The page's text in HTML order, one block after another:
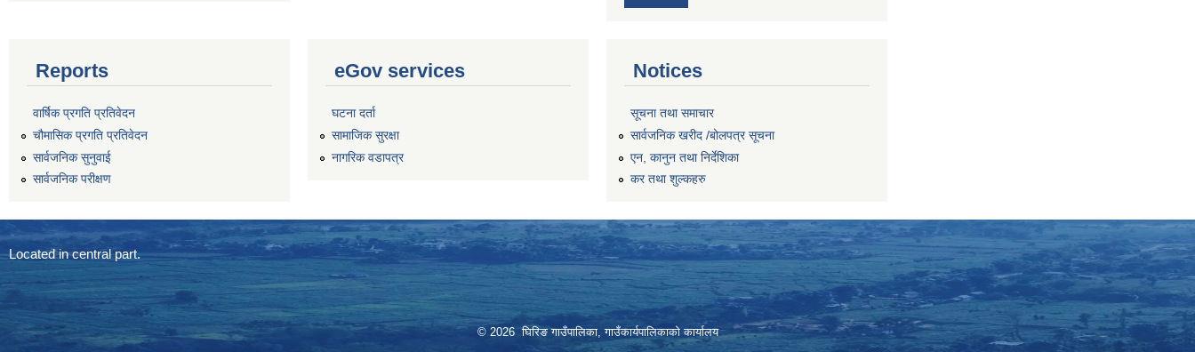
Reports
वार्षिक प्रगति प्रतिवेदन
चौमासिक प्रगति प्रतिवेदन
सार्वजनिक सुनुवाई
सार्वजनिक परीक्षण
eGov services
घटना दर्ता
सामाजिक सुरक्षा
नागरिक वडापत्र
Notices
सूचना तथा समाचार
सार्वजनिक खरीद /बोलपत्र सूचना
एन, कानुन तथा निर्देशिका
कर तथा शुल्कहरु
Located in central part.
© 2026 घिरिङ गाउँपालिका, गाउँकार्यपालिकाको कार्यालय